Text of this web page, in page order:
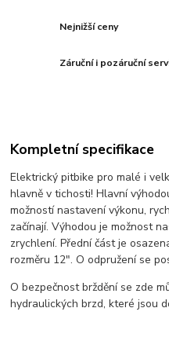
Nejnižší ceny
Záruční i pozáruční
Kompletní specifikace
Elektrický pitbike pro malé i
hlavně v tichosti! Hlavní
možností nastavení výkonu,
začínají. Výhodou je možnost
zrychlení. Přední část je
rozměru 12". O odpružení se
O bezpečnost brždění se zde
hydraulických brzd, které jsou